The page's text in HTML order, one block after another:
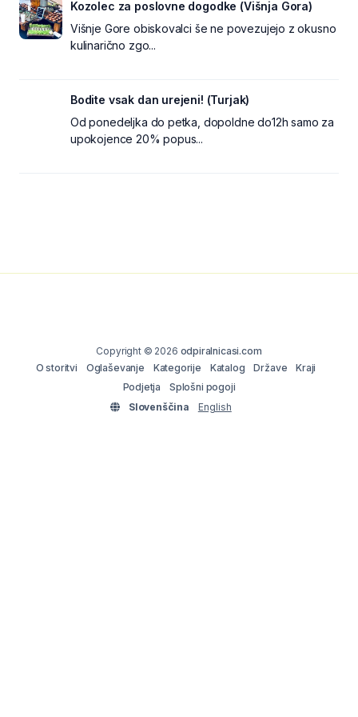
Kozolec za poslovne dogodke (Višnja Gora)
Višnje Gore obiskovalci še ne povezujejo z okusno
kulinarično zgo...
Bodite vsak dan urejeni! (Turjak)
Od ponedeljka do petka, dopoldne do12h samo za
upokojence 20% popus...
Copyright © 2026 odpiralnicasi.com
O storitvi
Oglaševanje Kategorije Katalog Države
Kraji
Podjetja
Splošni pogoji
Slovenščina
English